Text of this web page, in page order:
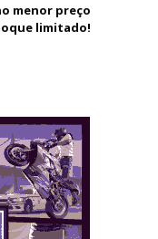
menor preço
limitado!